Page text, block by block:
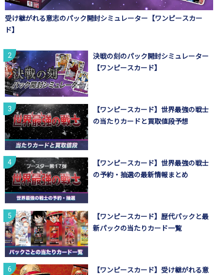
受け継がれる意志のパック開封シミュレーター【ワンピースカー
ド】
決戦の刻のパック開封シミュレーター
【ワンピースカード】
【ワンピースカード】世界最強の戦士
の当たりカードと買取値段予想
【ワンピースカード】世界最強の戦士
の予約・抽選の最新情報まとめ
【ワンピースカード】歴代パックと最
新パックの当たりカード一覧
【ワンピースカード】受け継がれる意